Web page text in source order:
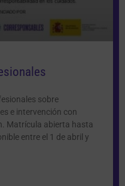
sobre
e intervención con
Matrícula abierta hasta
entre el 1 de abril y